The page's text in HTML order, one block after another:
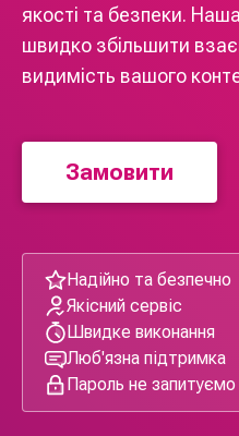
якості та безпеки.
швидко збільшити
видимість вашого
Замовити
Надійно та безпечно
Якісний сервіс
Швидке виконання
Люб'язна підтримка
Пароль не запитуємо